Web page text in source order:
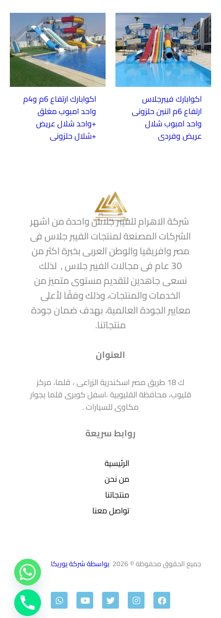
اكوابارك فيبرجلاس
ارتفاع 6م اتنين حلزونى
واحد امبوب شلال
عريض وفردى
اكوابارك ارتفاع 6م و4م
واحد امبوب مغلق
+واحد شلال عريض
+شلال حلزونى
شركة الاهرام للفيبر جلاس واحدة من اشهر
الشركات المصنعة لمنتجات الفيبر جلاس فى
مصر وافريقيا والوطن العربى بخبرة اكثر من
30 عام فى مجالات الفيبر جلاس , لذلك
نسعى جاهدين لتقديم مستوى متميز من
الخدمات والمنتجات، وذلك وفقًا لأعلى
معايير الجودة العالمية، بهدف ضمان جودة
منتجاتنا.
العنوان
ك 18 طريق مصر اسكندرية الزراعى ، قلما، مركز
قليوب، محافظة القليوبية ،اسفل كوبرى قلما بجوار
مكاوى للسيارات .
روابط سريعة
الرئيسية
من نحن
منتجاتنا
تواصل معنا
جميع الحقوق محفوظة © 2026 بواسطة شركة يوريكا
F
a
c
I
n
s
T
w
i
Y
o
u
W
h
a